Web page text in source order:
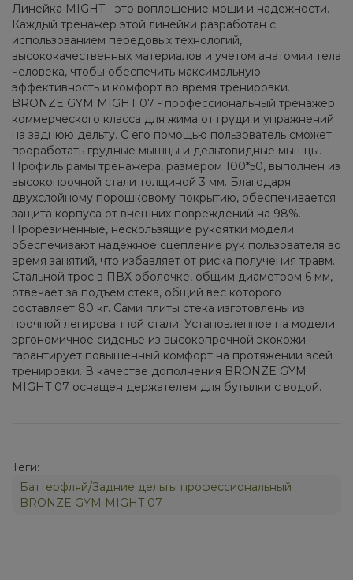
Линейка MIGHT - это воплощение мощи и надежности.
Каждый тренажер этой линейки разработан с
использованием передовых технологий,
высококачественных материалов и учетом анатомии тела
человека, чтобы обеспечить максимальную
эффективность и комфорт во время тренировки.
BRONZE GYM MIGHT 07 - профессиональный тренажер
коммерческого класса для жима от груди и упражнений
на заднюю дельту. C его помощью пользователь сможет
проработать грудные мышцы и дельтовидные мышцы.
Профиль рамы тренажера, размером 100*50, выполнен из
высокопрочной стали толщиной 3 мм. Благодаря
двухслойному порошковому покрытию, обеспечивается
защита корпуса от внешних повреждений на 98%.
Прорезиненные, нескользящие рукоятки модели
обеспечивают надежное сцепление рук пользователя во
время занятий, что избавляет от риска получения травм.
Стальной трос в ПВХ оболочке, общим диаметром 6 мм,
отвечает за подъем стека, общий вес которого
составляет 80 кг. Сами плиты стека изготовлены из
прочной легированной стали. Установленное на модели
эргономичное сиденье из высокопрочной экокожи
гарантирует повышенный комфорт на протяжении всей
тренировки. В качестве дополнения BRONZE GYM
MIGHT 07 оснащен держателем для бутылки с водой.
Теги:
Баттерфляй/Задние дельты профессиональный
BRONZE GYM MIGHT 07